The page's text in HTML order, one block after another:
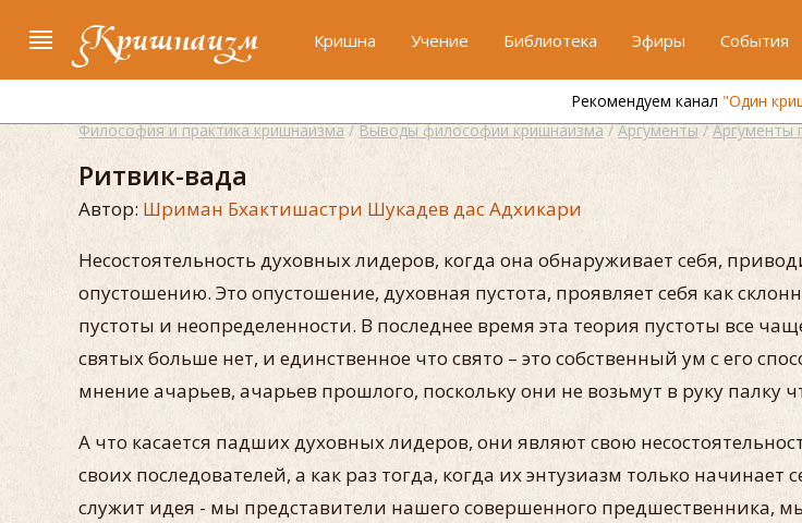
Кришнаизм Кришна Учение Библиотека Эфиры События
Рекомендуем канал "Один
Философия и практика кришнаизма/Выводы философии кришнаизма/Аргументы/Аргументы
Ритвик-вада
Автор: Шриман Бхактишастри Шукадев дас Адхикари
Несостоятельность духовных лидеров, когда она обнаруживает себя,
опустошению. Это опустошение, духовная пустота, проявляет себя как
пустоты и неопределенности. В последнее время эта теория пустоты все
святых больше нет, и единственное что свято – это собственный ум с его
мнение ачарьев, ачарьев прошлого, поскольку они не возьмут в руку палку
А что касается падших духовных лидеров, они являют свою
своих последователей, а как раз тогда, когда их энтузиазм только
служит идея - мы представители нашего совершенного предшественника,